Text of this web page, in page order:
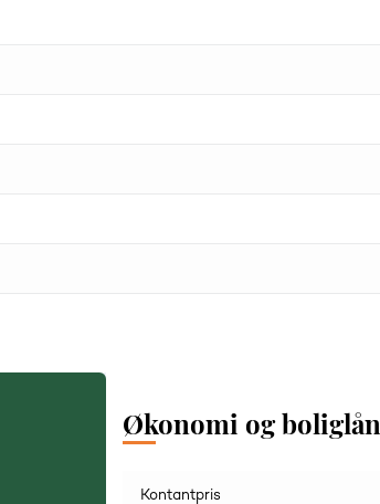
Økonomi og boliglån
Kontantpris